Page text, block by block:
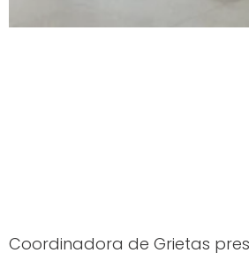
Coordinadora de Grietas